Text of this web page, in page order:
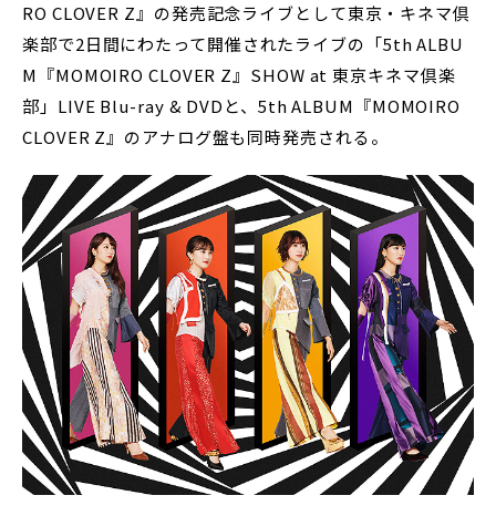
RO CLOVER Z』の発売記念ライブとして東京・キネマ倶
楽部で2日間にわたって開催されたライブの「5th ALBU
M『MOMOIRO CLOVER Z』SHOW at 東京キネマ倶楽
部」LIVE Blu-ray & DVDと、5th ALBUM『MOMOIRO
CLOVER Z』のアナログ盤も同時発売される。